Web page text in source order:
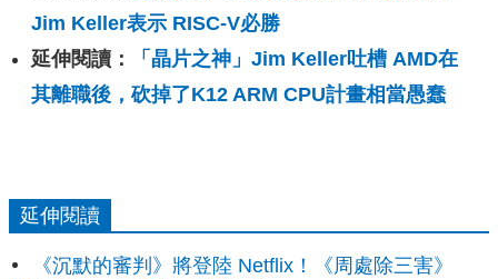
Jim Keller表示 RISC-V必勝
延伸閱讀：
「晶片之神」Jim Keller吐槽 AMD在
其離職後，砍掉了K12 ARM CPU計畫相當愚蠢
延伸閱讀
《沉默的審判》將登陸 Netflix！《周處除三害》